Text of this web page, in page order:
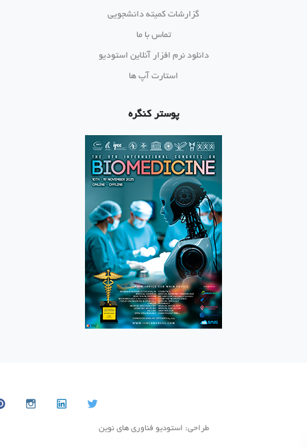
گزارشات کمیته دانشجویی
تماس با ما
دانلود نرم افزار آنلاین استودیو
استارت آپ ها
پوستر کنگره
طراحی: استودیو فناوری های نوین